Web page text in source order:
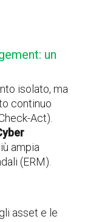
un
isolato, ma
continuo
Act).
ampia
(ERM).
asset e le